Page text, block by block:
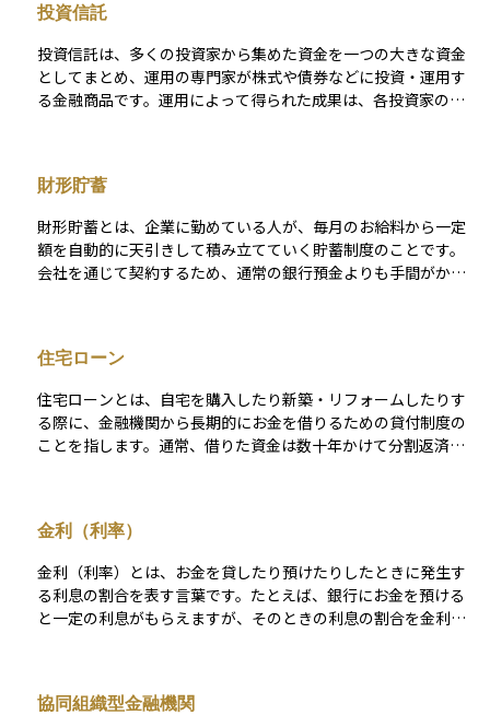
民の生活資金に関する相談など、地域経済の活性化に寄与する
役割が大きいのが特徴です。 また、預金は預金保険制度の対象
であり、1,000万円とその利息までが保護されます。銀行に比べ
て地域限定の営業活動になりますが、顔の見える関係を重視し
たきめ細かいサービスが魅力で、特に中小企業経営者や個人事
投資信託
投資信託は、多くの投資家から集めた資金を一つの大きな資金
としてまとめ、運用の専門家が株式や債券などに投資・運用す
る金融商品です。運用によって得られた成果は、各投資家の投
料などのコストが発生することにも注意が必要です。また、投
資信託ごとに運用方針やリスクの水準が異なり、運用の専門家
がその方針に基づいて投資先を選定し、資金を運用していきま
す。
財形貯蓄
財形貯蓄とは、企業に勤めている人が、毎月のお給料から一定
額を自動的に天引きして積み立てていく貯蓄制度のことです。
会社を通じて契約するため、通常の銀行預金よりも手間がかか
件を満たせば利子に対する税金が非課税となる優遇措置があり
ます。長期的な資金計画に役立ちやすく、将来の住宅購入や老
後の生活に備えたい人に向いています。
住宅ローン
住宅ローンとは、自宅を購入したり新築・リフォームしたりす
る際に、金融機関から長期的にお金を借りるための貸付制度の
ことを指します。通常、借りた資金は数十年かけて分割返済さ
均等返済・元金均等返済）など、さまざまな選択肢があり、自
分の収入やライフプランに合わせて慎重に選ぶことが大切で
す。 また、一定の条件を満たせば住宅ローン控除などの税制優
遇を受けられる場合もあります。家という大きな買い物を実現
する手段として、多くの人が利用する金融商品です。
金利（利率）
金利（利率）とは、お金を貸したり預けたりしたときに発生す
る利息の割合を表す言葉です。たとえば、銀行にお金を預ける
と一定の利息がもらえますが、そのときの利息の割合を金利ま
れています。資産運用の場面では、金利の動きが預金、ロー
協同組織型金融機関